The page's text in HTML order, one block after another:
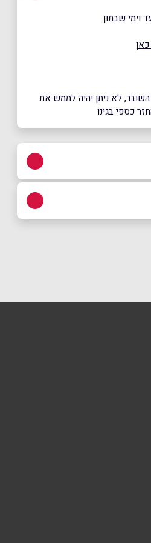
וימי שבתון
לא ניתן יהיה לממש את
כספי בגינו
באינסטגרם